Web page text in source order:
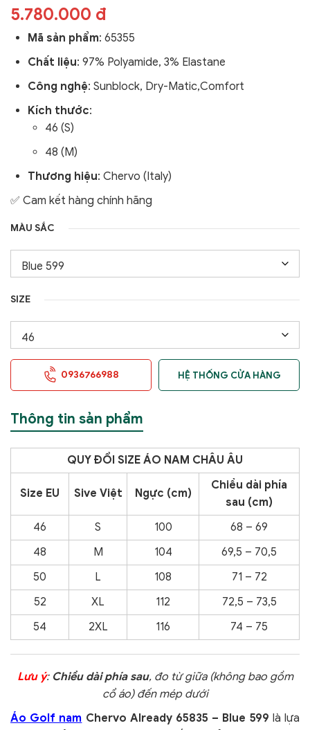
5.780.000 đ
Mã sản phẩm: 65355
Chất liệu: 97% Polyamide, 3% Elastane
Công nghệ: Sunblock, Dry-Matic,Comfort
Kích thước:
46 (S)
48 (M)
Thương hiệu: Chervo (Italy)
✅ Cam kết hàng chính hãng
MÀU SẮC
SIZE
0936766988 HỆ THỐNG CỬA HÀNG
Thông tin sản phẩm
QUY ĐỔI SIZE ÁO NAM CHÂU ÂU
Size EU Sive Việt Ngực (cm)
Chiều dài phía
sau (cm)
46
S 100
68 – 69
48
M 104
69,5 – 70,5
50
L 108
71 – 72
52
XL 112
72,5 – 73,5
54
2XL 116 74 – 75
Lưu ý: Chiều dài phía sau, đo từ giữa (không bao gồm
cổ áo) đến mép dưới
Áo Golf nam Chervo Already 65835 – Blue 599 là lựa